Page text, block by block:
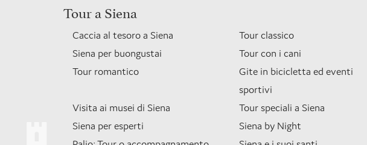
Tour a Siena
Caccia al tesoro a Siena
Tour classico
Siena per buongustai
Tour con i cani
Tour romantico
Gite in bicicletta ed eventi
sportivi
Visita ai musei di Siena
Tour speciali a Siena
Siena per esperti
Siena by Night